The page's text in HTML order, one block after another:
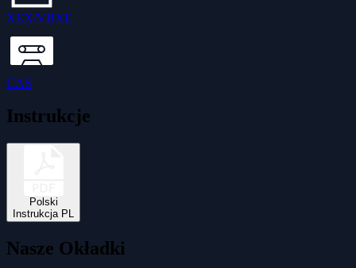
XEX/VBXE
CAS
Instrukcje
Polski
Instrukcja PL
Nasze Okładki